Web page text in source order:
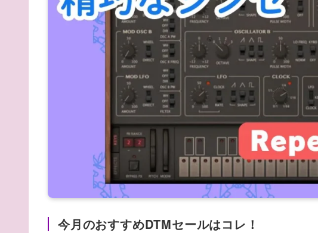
今月のおすすめDTMセールはコレ！